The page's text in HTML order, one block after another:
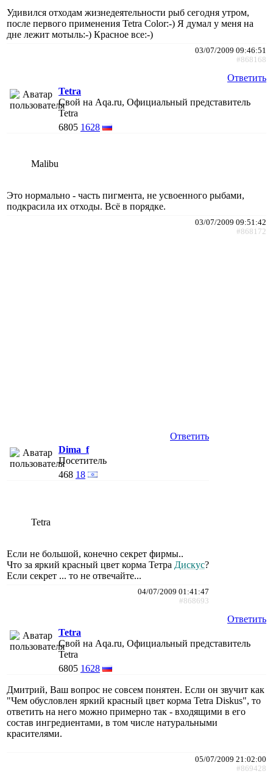
Удивился отходам жизнедеятельности рыб сегодня утром,
после первого применения Tetra Color:-) Я думал у меня на
дне лежит мотыль:-) Красное все:-)
03/07/2009 09:46:51
#868168
Ответить
Tetra
Свой на Aqa.ru, Официальный представитель
Tetra
6805 1628
Malibu
Это нормально - часть пигмента, не усвоенного рыбами,
подкрасила их отходы. Всё в порядке.
03/07/2009 09:51:42
#868172
Ответить
Dima_f
Посетитель
468 18
Tetra
Если не большой, конечно секрет фирмы..
Что за яркий красный цвет корма Тетра Дискус?
Если секрет ... то не отвечайте...
04/07/2009 01:41:47
#868693
Ответить
Tetra
Свой на Aqa.ru, Официальный представитель
Tetra
6805 1628
Дмитрий, Ваш вопрос не совсем понятен. Если он звучит как
"Чем обусловлен яркий красный цвет корма Tetra Diskus", то
ответить на него можно примерно так - входящими в его
состав ингредиентами, в том числе натуральными
красителями.
05/07/2009 21:02:00
#869428